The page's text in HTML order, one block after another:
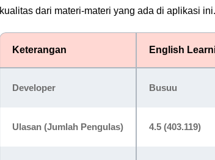
kualitas dari materi-materi yang ada di aplikasi ini.
Keterangan English
Developer Busuu
Ulasan (Jumlah Pengulas) 4.5 (403.119)